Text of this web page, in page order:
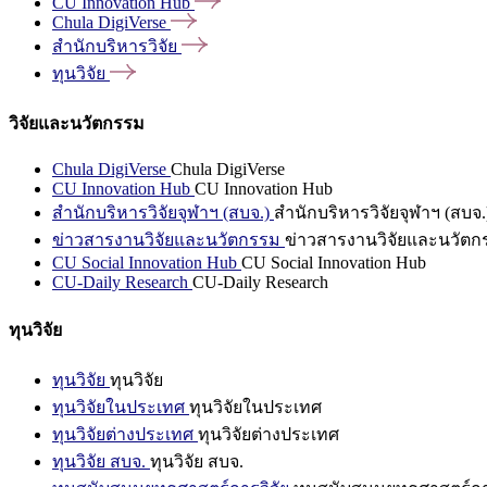
Chula DigiVerse
สำนักบริหารวิจัย
ทุนวิจัย
วิจัยและนวัตกรรม
Chula DigiVerse Chula DigiVerse
CU Innovation Hub CU Innovation Hub
สำนักบริหารวิจัยจุฬาฯ (สบจ.) สำนักบริหารวิจัยจุฬาฯ (สบจ
ข่าวสารงานวิจัยและนวัตกรรม ข่าวสารงานวิจัยและนวัตก
CU Social Innovation Hub CU Social Innovation Hub
CU-Daily Research CU-Daily Research
ทุนวิจัย
ทุนวิจัย ทุนวิจัย
ทุนวิจัยในประเทศ ทุนวิจัยในประเทศ
ทุนวิจัยต่างประเทศ ทุนวิจัยต่างประเทศ
ทุนวิจัย สบจ. ทุนวิจัย สบจ.